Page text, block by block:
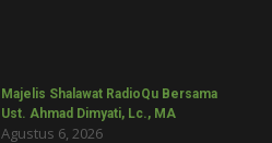
Majelis Shalawat RadioQu Bersama
Ust. Ahmad Dimyati, Lc., MA
Agustus 6, 2026